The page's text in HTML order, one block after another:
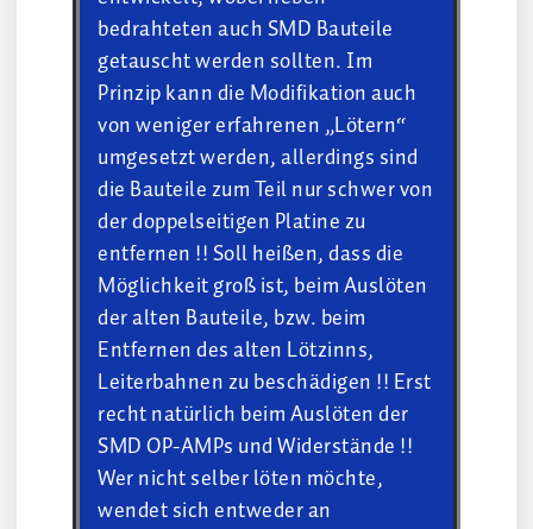
bedrahteten auch SMD Bauteile
getauscht werden sollten. Im
Prinzip kann die Modifikation auch
von weniger erfahrenen „Lötern“
umgesetzt werden, allerdings sind
die Bauteile zum Teil nur schwer von
der doppelseitigen Platine zu
entfernen !! Soll heißen, dass die
Möglichkeit groß ist, beim Auslöten
der alten Bauteile, bzw. beim
Entfernen des alten Lötzinns,
Leiterbahnen zu beschädigen !! Erst
recht natürlich beim Auslöten der
SMD OP-AMPs und Widerstände !!
Wer nicht selber löten möchte,
wendet sich entweder an